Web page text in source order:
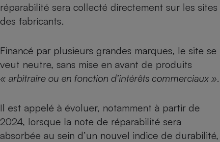
réparabilité sera collecté directement sur les sites
des fabricants.
Financé par plusieurs grandes marques, le site se
veut neutre, sans mise en avant de produits
« arbitraire ou en fonction d’intérêts commerciaux ».
Il est appelé à évoluer, notamment à partir de
2024, lorsque la note de réparabilité sera
absorbée au sein d’un nouvel indice de durabilité,